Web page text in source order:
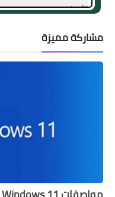
الأعراف
التوبة
يونس
الإسراء
مشاركة مميزة